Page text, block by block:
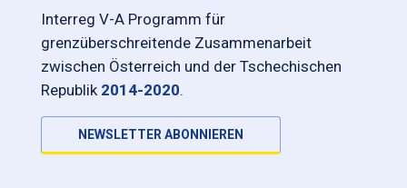
Interreg V-A Programm für
grenzüberschreitende Zusammenarbeit
zwischen Österreich und der Tschechischen
Republik 2014-2020.
NEWSLETTER ABONNIEREN